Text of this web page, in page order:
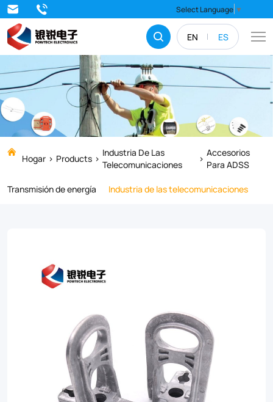
EN ES
Select Language ▼
The
universal
pole
bracket
is
manufactured
from
aluminum
with
mechanical
strength.
patented
Hogar Products
Industria De Las
Telecomunicaciones
Accesorios
Para ADSS
Transmisión de energía
Industria de las telecomunicaciones